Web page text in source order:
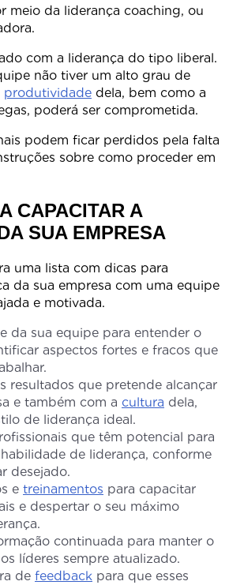
meio da liderança coaching, ou
com a liderança do tipo liberal.
não tiver um alto grau de
produtividade dela, bem como a
poderá ser comprometida.
podem ficar perdidos pela falta
sobre como proceder em
CAPACITAR A
SUA EMPRESA
uma lista com dicas para
da sua empresa com uma equipe
e motivada.
da sua equipe para entender o
aspectos fortes e fracos que
resultados que pretende alcançar
e também com a cultura dela,
de liderança ideal.
que têm potencial para
de liderança, conforme
desejado.
e treinamentos para capacitar
e despertar o seu máximo
continuada para manter o
líderes sempre atualizado.
de feedback para que esses